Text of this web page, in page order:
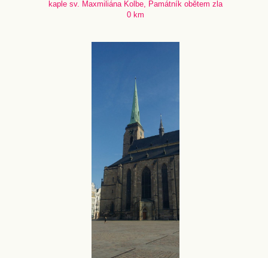
kaple sv. Maxmiliána Kolbe, Památník obětem zla
0 km